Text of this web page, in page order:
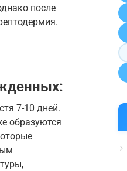
после
7-10 дней.
образуются